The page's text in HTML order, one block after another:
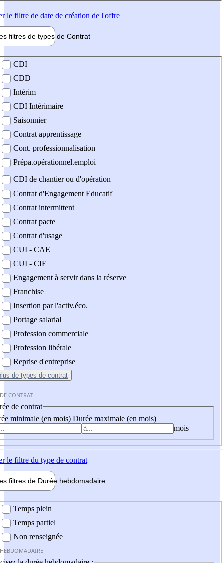
le filtre de date de création de l'offre
filtres de types de Contrat
contrat
CDI
CDD
Intérim
CDI Intérimaire
Saisonnier
Contrat apprentissage
Cont. professionnalisation
Prépa.opérationnel.emploi
CDI de chantier ou d'opération
Contrat d'Engagement Educatif
Contrat intermittent
Contrat pacte
Contrat d'usage
CUI - CAE
CUI - CIE
Engagement à servir dans la réserve
Franchise
Insertion par l'activ.éco.
Portage salarial
Profession commerciale
Profession libérale
Reprise d'entreprise
de types de contrat
CONTRAT
de contrat
minimale (en mois) Durée maximale (en mois)
mois
le filtre du type de contrat
filtres de Durée hebdomadaire
Temps plein
Temps partiel
Non renseignée